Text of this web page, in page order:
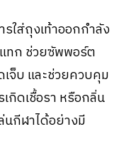
ใส่ถุงเท้าออกกำลัง
ทก ช่วยซัพพอร์ต
จ็บ และช่วยควบคุม
กิดเชื้อรา หรือกลิ่น
นกีฬาได้อย่างมี